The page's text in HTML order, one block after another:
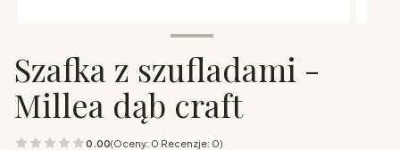
Szafka z szufladami -
Millea dąb craft
0.00(Oceny: 0 Recenzje: 0)